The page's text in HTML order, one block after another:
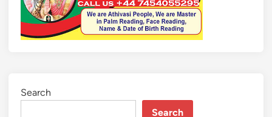
Search
Search